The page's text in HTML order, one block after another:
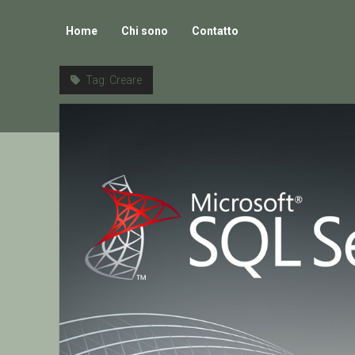
Home Chi sono Contatto
Tag: Creare